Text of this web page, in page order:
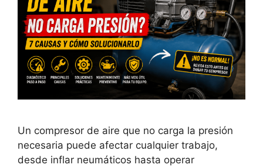
Un compresor de aire que no carga la presión
necesaria puede afectar cualquier trabajo,
desde inflar neumáticos hasta operar